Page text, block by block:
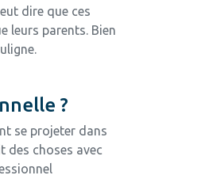
dire que ces
leurs parents. Bien
?
se projeter dans
des choses avec